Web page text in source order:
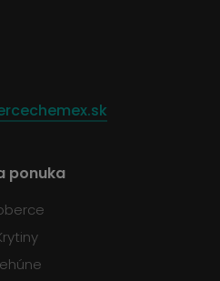
ponuka